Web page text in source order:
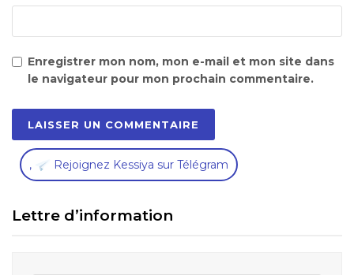
Enregistrer mon nom, mon e-mail et mon site dans
le navigateur pour mon prochain commentaire.
, Rejoignez Kessiya sur Télégram
Lettre d’information